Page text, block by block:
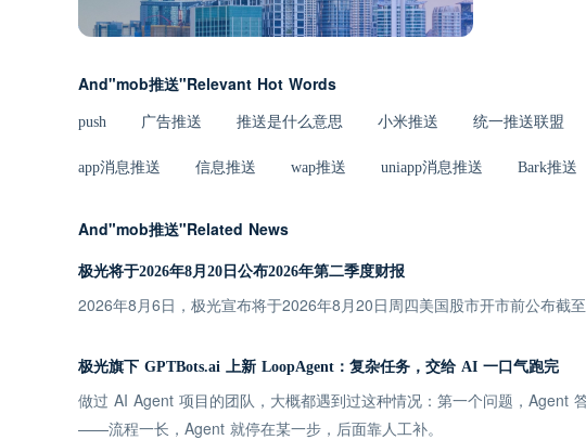
And"mob推送"Relevant Hot Words
push 广告推送 推送是什么意思 小米推送 统一推送联盟
app消息推送 信息推送 wap推送 uniapp消息推送 Bark推送
And"mob推送"Related News
极光将于2026年8月20日公布2026年第二季度财报
2026年8月6日，极光宣布将于2026年8月20日周四美国股市开市前公布截
极光旗下 GPTBots.ai 上新 LoopAgent：复杂任务，交给 AI 一口气跑完
做过 AI Agent 项目的团队，大概都遇到过这种情况：第一个问题，Agent
——流程一长，Agent 就停在某一步，后面靠人工补。